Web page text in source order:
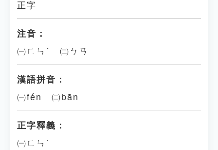
正字
注音：
㈠ㄈㄣˊ ㈡ㄅㄢ
漢語拼音：
㈠fén ㈡bān
正字釋義：
㈠ㄈㄣˊ